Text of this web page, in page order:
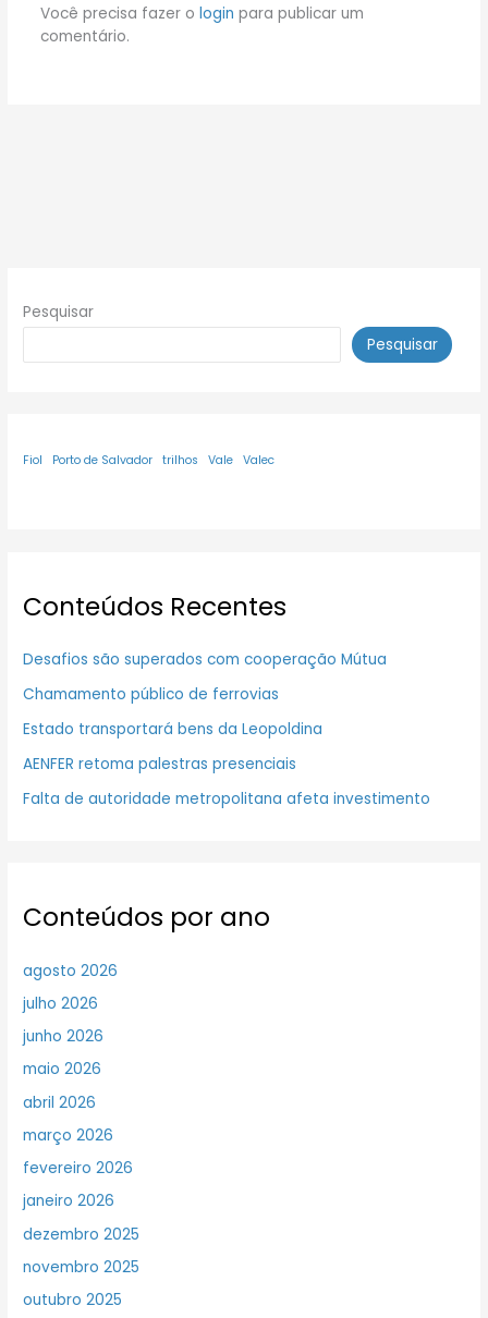
Você precisa fazer o login para publicar um
comentário.
Pesquisar
Pesquisar
Fiol Porto de Salvador trilhos Vale Valec
Conteúdos Recentes
Desafios são superados com cooperação Mútua
Chamamento público de ferrovias
Estado transportará bens da Leopoldina
AENFER retoma palestras presenciais
Falta de autoridade metropolitana afeta investimento
Conteúdos por ano
agosto 2026
julho 2026
junho 2026
maio 2026
abril 2026
março 2026
fevereiro 2026
janeiro 2026
dezembro 2025
novembro 2025
outubro 2025